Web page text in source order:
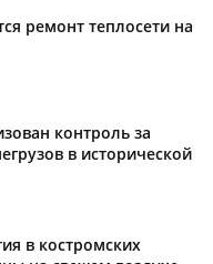
ремонт теплосети на
контроль за
в исторической
в костромских